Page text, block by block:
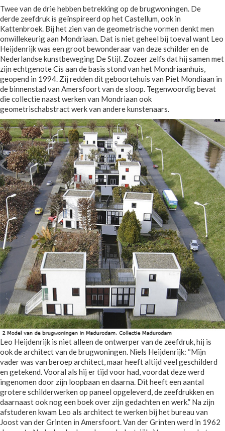
Twee van de drie hebben betrekking op de brugwoningen. De
derde zeefdruk is geïnspireerd op het Castellum, ook in
Kattenbroek. Bij het zien van de geometrische vormen denkt men
onwillekeurig aan Mondriaan. Dat is niet geheel bij toeval want Leo
Heijdenrijk was een groot bewonderaar van deze schilder en de
Nederlandse kunstbeweging De Stijl. Zozeer zelfs dat hij samen met
zijn echtgenote Cis aan de basis stond van het Mondriaanhuis,
geopend in 1994. Zij redden dit geboortehuis van Piet Mondiaan in
de binnenstad van Amersfoort van de sloop. Tegenwoordig bevat
die collectie naast werken van Mondriaan ook
geometrischabstract werk van andere kunstenaars.
Leo Heijdenrijk is niet alleen de ontwerper van de zeefdruk, hij is
ook de architect van de brugwoningen. Niels Heijdenrijk: “Mijn
vader was van beroep architect, maar heeft altijd veel geschilderd
en getekend. Vooral als hij er tijd voor had, voordat deze werd
ingenomen door zijn loopbaan en daarna. Dit heeft een aantal
grotere schilderwerken op paneel opgeleverd, de zeefdrukken en
daarnaast ook nog een boek over zijn gedachten en werk.” Na zijn
afstuderen kwam Leo als architect te werken bij het bureau van
Joost van der Grinten in Amersfoort. Van der Grinten werd in 1962